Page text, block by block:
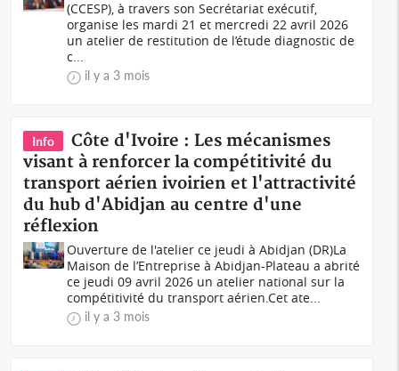
(CCESP), à travers son Secrétariat exécutif,
organise les mardi 21 et mercredi 22 avril 2026
un atelier de restitution de l’étude diagnostic de
c...
il y a 3 mois
Info
Côte d'Ivoire : Les mécanismes
visant à renforcer la compétitivité du
transport aérien ivoirien et l'attractivité
du hub d'Abidjan au centre d'une
réflexion
Ouverture de l'atelier ce jeudi à Abidjan (DR)La
Maison de l’Entreprise à Abidjan-Plateau a abrité
ce jeudi 09 avril 2026 un atelier national sur la
compétitivité du transport aérien.Cet ate...
il y a 3 mois